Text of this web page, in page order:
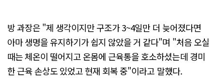
방 과장은 "제 생각이지만 구조가 3~4일만 더 늦어졌다면
아마 생명을 유지하기가 쉽지 않았을 거 같다"며 "처음 오실
때는 체온이 떨어지고 온몸에 근육통을 호소하셨는데 경미
한 근육 손상도 있었고 현재 회복 중"이라고 말했다.